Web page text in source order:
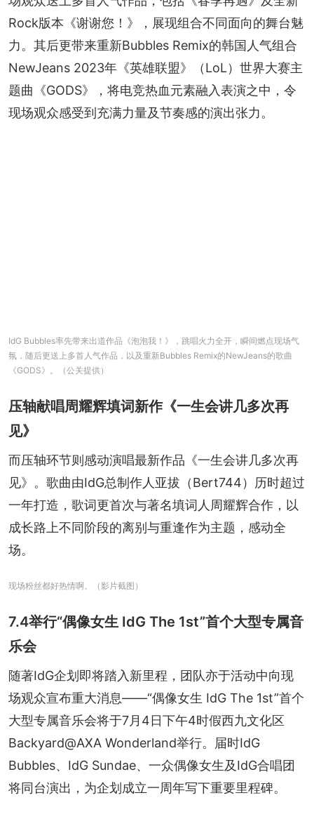
Rock版本《谢谢您！》，展现组合不同面向的舞台魅
力。其后更带来重新Bubbles Remix的韩国人气组合
NewJeans 2023年《英雄联盟》（LoL）世界大赛主
题曲《GODS》，将电竞热血元素融入表演之中，令
现场观众感受到充满力量及节奏感的演出张力。
IdG Bubbles率先带来出道作品《泡泡我！》，跳唱火力全开，瞬间燃点现场气
氛，随后更送上多首人气作品，以及重新Bubbles Remix的NewJeans的歌曲
《GODS》。（公关提供）
压轴献唱周耀辉填词新作《一生会讲几多次再
见》
而压轴环节则感动演唱最新作品《一生会讲几多次再
见》。歌曲由IdG总制作人亚拔（Bert744）历时超过
一年打造，歌词更首次与著名填词人周耀辉合作，以
成长路上不同阶段的离别与重逢作为主题，感动全
场。
现场粉丝都好热情啊。（影片截图）
7.4举行“偶像女生 IdG The 1st”首个大型专属音
乐会
随著IdG企划即将踏入新里程，团队亦于活动中向现
场观众宣布重大消息——“偶像女生 IdG The 1st”首个
大型专属音乐会将于7月4日下午4时假西九文化区
Backyard@AXA Wonderland举行。届时IdG
Bubbles、IdG Sundae、一众偶像女生及IdG合唱团
将同台演出，为企划成立一周年写下重要里程碑。